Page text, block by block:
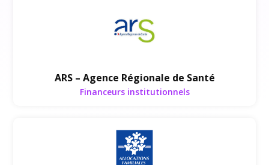
ARS – Agence Régionale de Santé
Financeurs institutionnels
Financeurs institutionnels
Financeurs institutionnels